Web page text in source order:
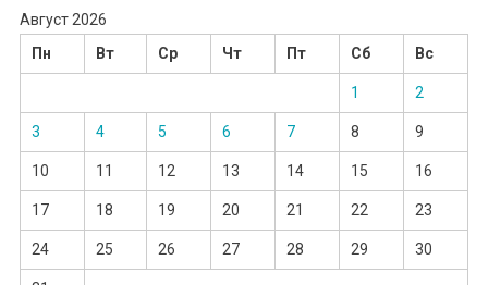
Август 2026
Пн
Вт Ср Чт Пт Сб Вс
1 2
3 4 5 6 7 8 9
10 11 12 13 14 15 16
17 18 19 20 21 22 23
24 25 26 27 28 29 30